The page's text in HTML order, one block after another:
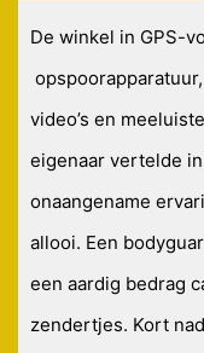
De winkel in GPS-
video’s en
eigenaar vertelde
onaangename
allooi. Een
een aardig bedrag
zendertjes. Kort